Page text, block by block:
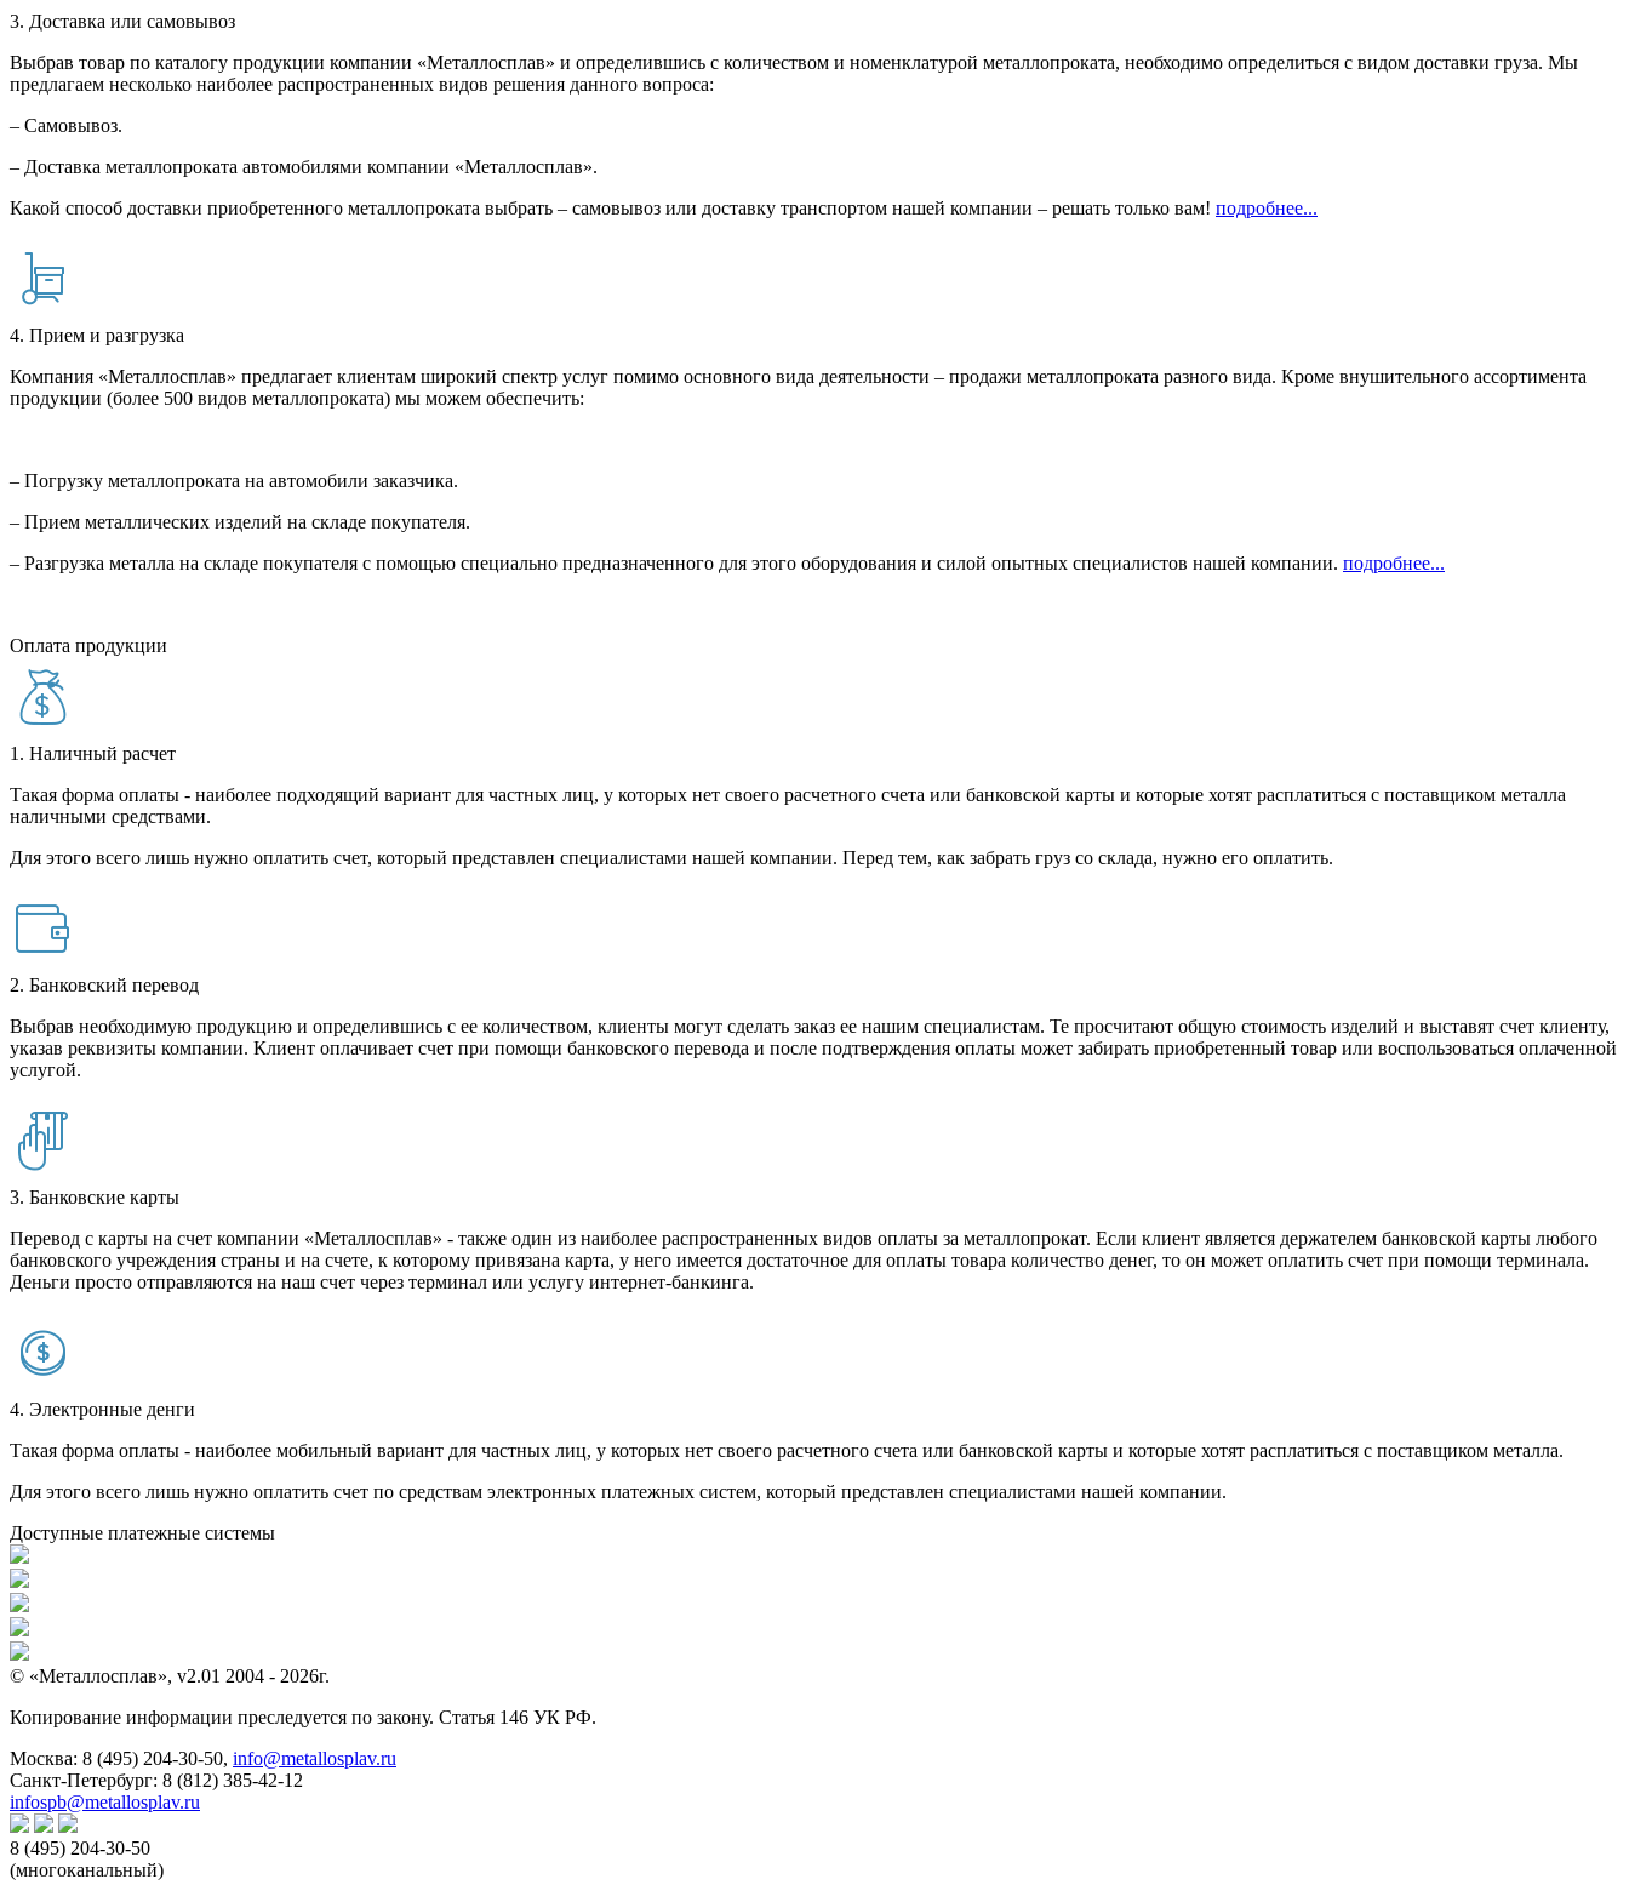
3. Доставка или самовывоз
Выбрав товар по каталогу продукции компании «Металлосплав» и определившись с количеством и номенклатурой металлопроката, необходимо определиться с видом доставки груза. Мы
предлагаем несколько наиболее распространенных видов решения данного вопроса:
– Самовывоз.
– Доставка металлопроката автомобилями компании «Металлосплав».
Какой способ доставки приобретенного металлопроката выбрать – самовывоз или доставку транспортом нашей компании – решать только вам! подробнее...
4. Прием и разгрузка
Компания «Металлосплав» предлагает клиентам широкий спектр услуг помимо основного вида деятельности – продажи металлопроката разного вида. Кроме внушительного ассортимента
продукции (более 500 видов металлопроката) мы можем обеспечить:
– Погрузку металлопроката на автомобили заказчика.
– Прием металлических изделий на складе покупателя.
– Разгрузка металла на складе покупателя с помощью специально предназначенного для этого оборудования и силой опытных специалистов нашей компании. подробнее...
Оплата продукции
1. Наличный расчет
Такая форма оплаты - наиболее подходящий вариант для частных лиц, у которых нет своего расчетного счета или банковской карты и которые хотят расплатиться с поставщиком металла
наличными средствами.
Для этого всего лишь нужно оплатить счет, который представлен специалистами нашей компании. Перед тем, как забрать груз со склада, нужно его оплатить.
2. Банковский перевод
Выбрав необходимую продукцию и определившись с ее количеством, клиенты могут сделать заказ ее нашим специалистам. Те просчитают общую стоимость изделий и выставят счет клиенту,
указав реквизиты компании. Клиент оплачивает счет при помощи банковского перевода и после подтверждения оплаты может забирать приобретенный товар или воспользоваться оплаченной
услугой.
3. Банковские карты
Перевод с карты на счет компании «Металлосплав» - также один из наиболее распространенных видов оплаты за металлопрокат. Если клиент является держателем банковской карты любого
банковского учреждения страны и на счете, к которому привязана карта, у него имеется достаточное для оплаты товара количество денег, то он может оплатить счет при помощи терминала.
Деньги просто отправляются на наш счет через терминал или услугу интернет-банкинга.
4. Электронные денги
Такая форма оплаты - наиболее мобильный вариант для частных лиц, у которых нет своего расчетного счета или банковской карты и которые хотят расплатиться с поставщиком металла.
Для этого всего лишь нужно оплатить счет по средствам электронных платежных систем, который представлен специалистами нашей компании.
Доступные платежные системы
© «Металлосплав», v2.01 2004 - 2026г.
Копирование информации преследуется по закону. Статья 146 УК РФ.
Москва: 8 (495) 204-30-50, info@metallosplav.ru
Санкт-Петербург: 8 (812) 385-42-12
infospb@metallosplav.ru
8 (495) 204-30-50
(многоканальный)